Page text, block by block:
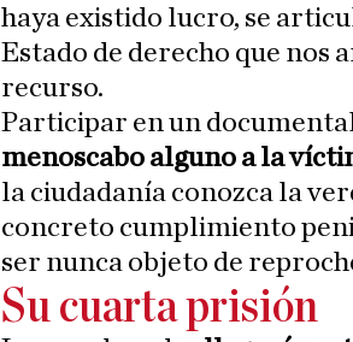
haya existido lucro, se
Estado de derecho que nos
recurso.
Participar en un
menoscabo alguno a la
la ciudadanía conozca la
concreto cumplimiento
ser nunca objeto de
Su cuarta prisión